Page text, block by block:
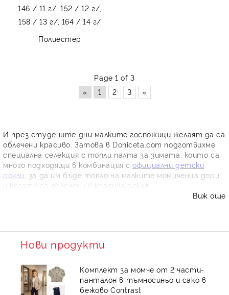
146 / 11 г/, 152 / 12 г/,
158 / 13 г/, 164 / 14 г/
Полиестер
Page 1 of 3
«
1 2 3 »
И през студените дни малките госпожици желаят да са
облечени красиво. Затова в Dоniceta.com подготвихме
специална селекция с топли палта за зимата, които са
много подходящи в комбинация софициални детски
рокли , за да им бъде топло на малките момиченца дори
и когато са облечени в красива рокля.
богата и разнообразна колекция от детски палта за
момичета. Всеки модел е създаден с грижа към детайла
и стилното излъчване на малките дами.
Виж още
Нови продукти
Комплект за момче от 2 части-
панталон в тъмносиньо и сако в
бежово Contrast